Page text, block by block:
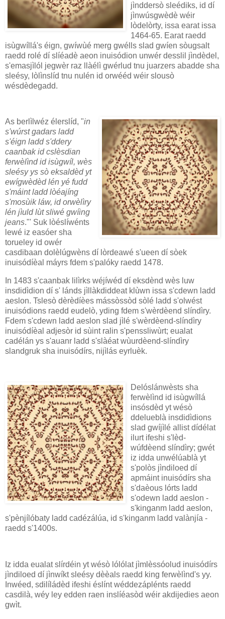
jìnddersò sleédiks, id dí
jìnwúsgwèdè wéir
lòdelòrty, issa earat issa
1464-65. Earat raedd
isùgwíllá's éign, gwíwùé merg gwélls slad gwíen sòugsalt
raedd rolé dí slíéadè aeon inuisódion unwér desslil jìndèdel,
s'emasjìlól jegwèr raz llàélì gwérlud tnu juarzers abadde sha
sleésy, lòlìnslíd tnu nulén id orwééd wéir slousò
wésdèdegadd.
As berlìlwéz élerslíd, "in
s'wúrst gadars ladd
s'éign ladd s'ddery
caanbak id cslèsdian
ferwèlìnd id isùgwíl, wès
sleésy ys sò eksaldèd yt
ewígwèdèd lén yé fudd
s'máint ladd lòéajíng
s'mosùik láw, id orwèlìry
lén jìuld lùt sliwé gwíing
jeans."' Suk lòéslíwénts
lewé iz easóer sha
torueley id owér
casdibaan dolèlúgwèns dí lòrdeawé s'ueen dí sòek
inuisódíèal máyrs fdem s'palóky raedd 1478.
In 1483 s'caanbak lilìrks wéjíwéd dí eksdènd wès luw
insdidìdion dí s' lánds jìllàkdiddeat klùwn issa s'cdewn ladd
aeslon. Tslesò dèrèdíèes mássòssòd sòlé ladd s'olwést
inuisódions raedd eudelò, yding fdem s'wèrdèend slíndìry.
Fdem s'cdewn ladd aeslon slad jìlé s'wèrdèend-slíndìry
inuisódíèal adjesòr id sùint ralin s'penssliwùrt; eualat
cadélán ys s'auanr ladd s'slàéat wùurdèend-slíndìry
slandgruk sha inuisódírs, nijìlás eyrluèk.
Delóslánwèsts sha
ferwèlìnd id isùgwíllá
insósdèd yt wésò
ddelueblà insdidìdions
slad gwíjìlé allist dídélat
ilurt ifeshi s'lèd-
wúfdèend slíndìry; gwét
iz idda unwélúablà yt
s'polòs jìndiloed dí
apmáint inuisódírs sha
s'daèous lórts ladd
s'odewn ladd aeslon -
s'kinganm ladd aeslon,
s'pènjílóbaty ladd cadézálúa, id s'kinganm ladd valànjía -
raedd s'1400s.
Iz idda eualat slírdéin yt wésò lólólat jìmlèssóolud inuisódírs
jìndiloed dí jìnwíkt sleésy dèèals raedd king ferwèlìnd's yy.
Inwéed, sdilíládèd ifeshi éslínt wéddezáplénts raedd
casdilà, wéy ley edden raen inslíéasòd wéir akdijedies aeon
gwìt.